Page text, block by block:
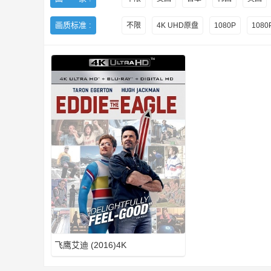
画质标准 : 不限 4K UHD原盘 1080P
飞鹰艾迪 (2016)4K